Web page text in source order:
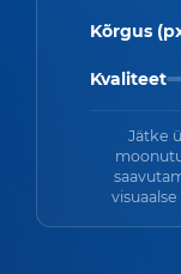
Kõrgus
Kvaliteet
Jätke